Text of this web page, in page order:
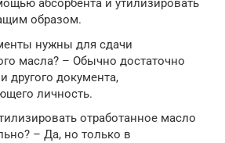
абсорбента и утилизировать
образом.
нужны для сдачи
масла? – Обычно достаточно
другого документа,
личность.
отработанное масло
– Да, но только в